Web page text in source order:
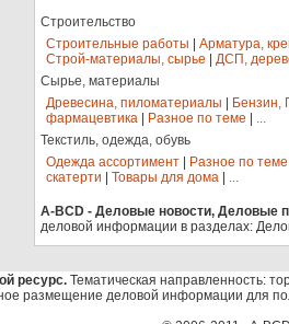
Строительство
Строительные работы
Арматура,
Строй-материалы, сырье
ДСП,
Сырье, материалы
Древесина, пиломатериалы
Бензин,
фармацевтика
Разное по теме
...
Текстиль, одежда, обувь
Одежда ассортимент
Разное по теме
скатерти
Товары для дома ...
A-BCD - Деловые новости, Деловые
деловой информации в разделах:
ресурс. Тематическая направленность:
размещение деловой информации для